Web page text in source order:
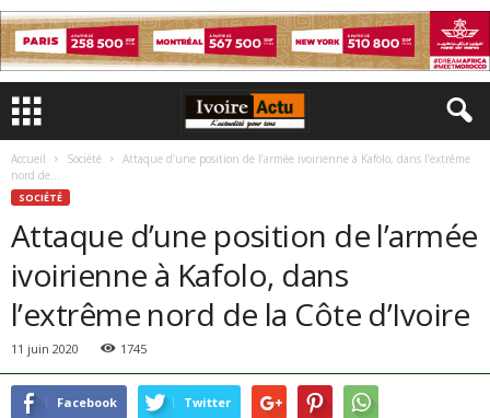
Accueil Société
Attaque d’une position de l’armée ivoirienne à Kafolo, dans l’extrême
nord de...
SOCIÉTÉ
Attaque d’une position de l’armée
ivoirienne à Kafolo, dans
l’extrême nord de la Côte d’Ivoire
11 juin 2020 1745
Facebook Twitter